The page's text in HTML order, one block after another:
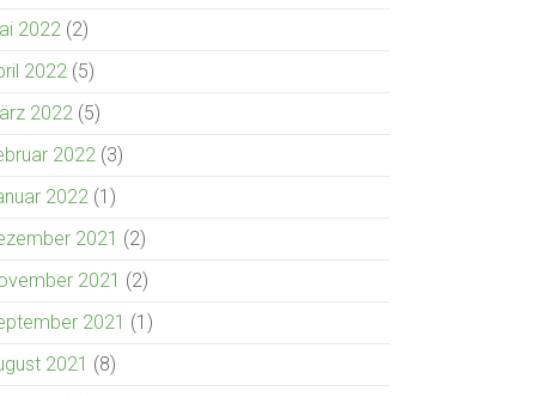
2022 (2)
2022 (5)
2022 (5)
2022 (3)
2022 (1)
2021 (2)
2021 (2)
2021 (1)
2021 (8)